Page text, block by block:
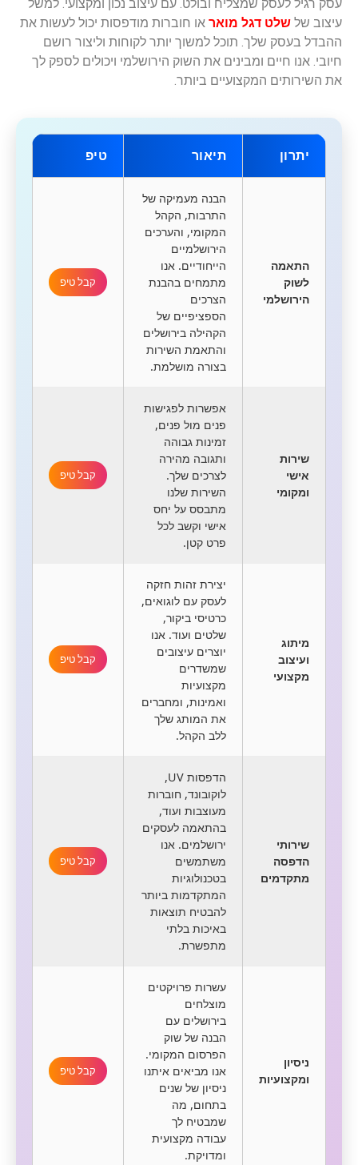
עסק רגיל לעסק שמצליח ובולט. עם עיצוב נכון ומקצועי. למשל
עיצוב של שלט דגל מואר או חוברות מודפסות יכול לעשות את
ההבדל בעסק שלך. תוכל למשוך יותר לקוחות וליצור רושם
חיובי. אנו חיים ומבינים את השוק הירושלמי ויכולים לספק לך
את השירותים המקצועיים ביותר.
יתרון תיאור טיפ
התאמה
לשוק
הירושלמי
הבנה מעמיקה של
התרבות, הקהל
המקומי, והערכים
הירושלמיים
הייחודיים. אנו
מתמחים בהבנת
הצרכים
הספציפיים של
הקהילה בירושלים
והתאמת השירות
בצורה מושלמת.
קבל טיפ
שירות
אישי
ומקומי
אפשרות לפגישות
פנים מול פנים,
זמינות גבוהה
ותגובה מהירה
לצרכים שלך.
השירות שלנו
מתבסס על יחס
אישי וקשב לכל
פרט קטן.
קבל טיפ
מיתוג
ועיצוב
מקצועי
יצירת זהות חזקה
לעסק עם לוגואים,
כרטיסי ביקור,
שלטים ועוד. אנו
יוצרים עיצובים
שמשדרים
מקצועיות
ואמינות, ומחברים
את המותג שלך
ללב הקהל.
קבל טיפ
שירותי
הדפסה
מתקדמים
הדפסות UV,
לוקובונד, חוברות
מעוצבות ועוד,
בהתאמה לעסקים
ירושלמים. אנו
משתמשים
בטכנולוגיות
המתקדמות ביותר
להבטיח תוצאות
באיכות בלתי
מתפשרת.
קבל טיפ
ניסיון
ומקצועיות
עשרות פרויקטים
מוצלחים
בירושלים עם
הבנה של שוק
הפרסום המקומי.
אנו מביאים איתנו
ניסיון של שנים
בתחום, מה
שמבטיח לך
עבודה מקצועית
ומדויקת.
קבל טיפ